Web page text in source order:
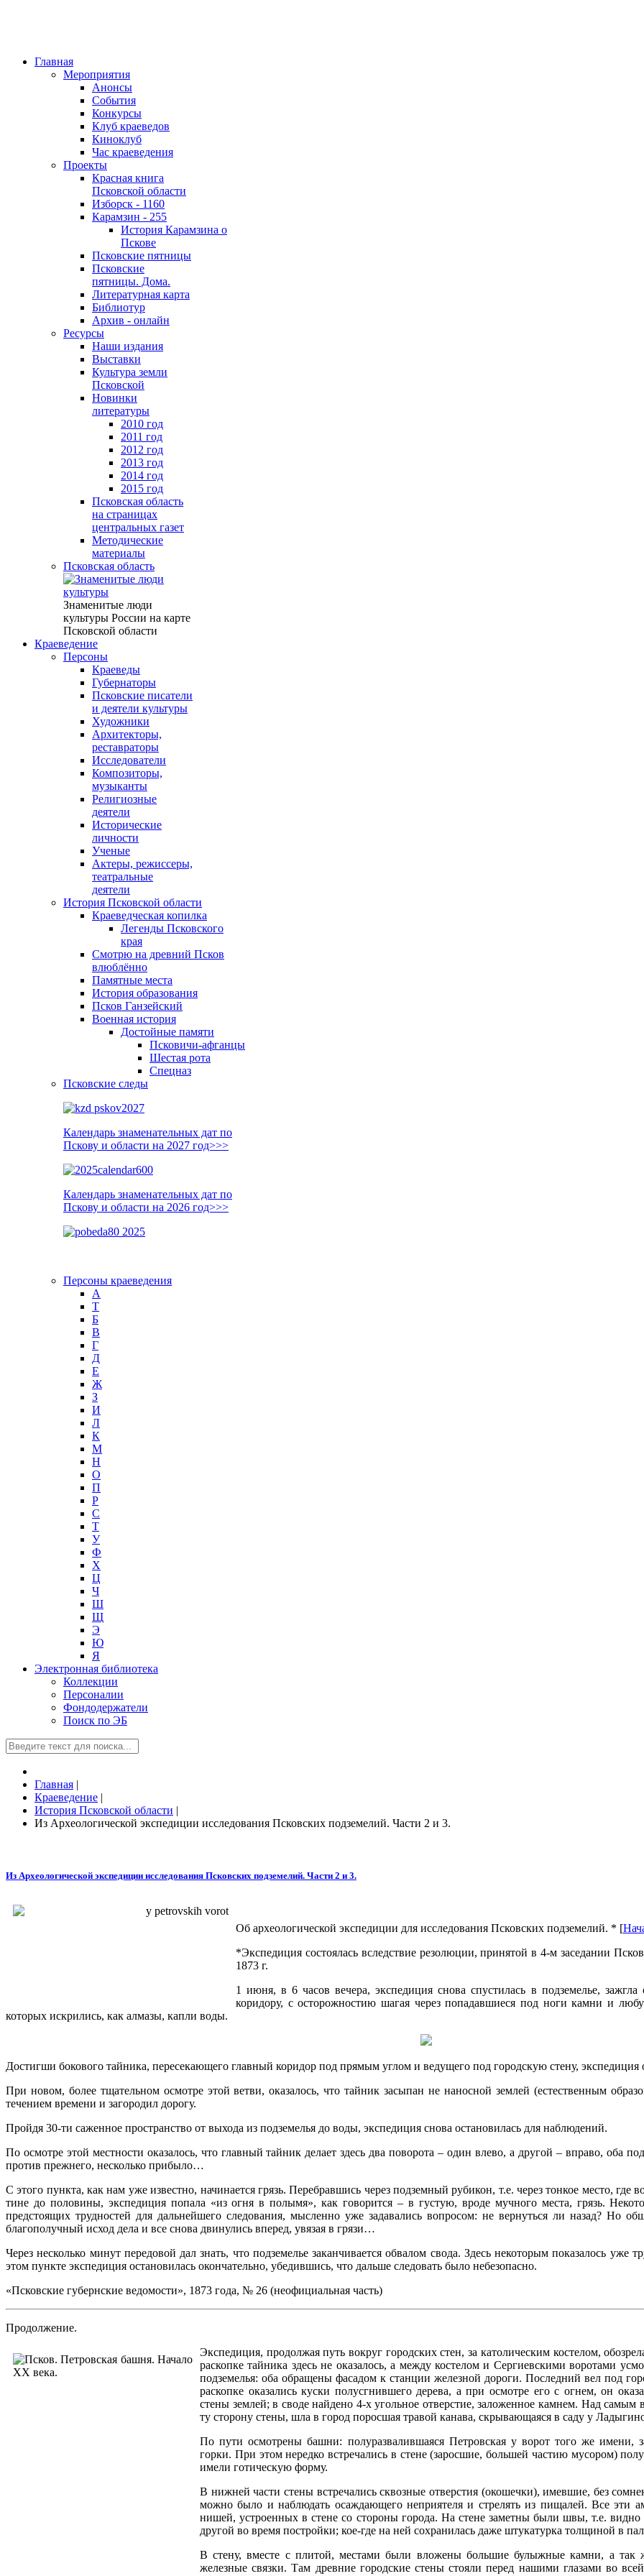
Главная
Мероприятия
Анонсы
События
Конкурсы
Клуб краеведов
Киноклуб
Час краеведения
Проекты
Красная книга
Псковской области
Изборск - 1160
Карамзин - 255
История Карамзина о
Пскове
Псковские пятницы
Псковские
пятницы. Дома.
Литературная карта
Библиотур
Архив - онлайн
Ресурсы
Наши издания
Выставки
Культура земли
Псковской
Новинки
литературы
2010 год
2011 год
2012 год
2013 год
2014 год
2015 год
Псковская область
на страницах
центральных газет
Методические
материалы
Псковская область
Знаменитые люди
культуры России на карте
Псковской области
Краеведение
Персоны
Краеведы
Губернаторы
Псковские писатели
и деятели культуры
Художники
Архитекторы,
реставраторы
Исследователи
Композиторы,
музыканты
Религиозные
деятели
Исторические
личности
Ученые
Актеры, режиссеры,
театральные
деятели
История Псковской области
Краеведческая копилка
Легенды Псковского
края
Смотрю на древний Псков
влюблённо
Памятные места
История образования
Псков Ганзейский
Военная история
Достойные памяти
Псковичи-афганцы
Шестая рота
Спецназ
Псковские следы
Календарь знаменательных дат по
Пскову и области на 2027 год>>>
Календарь знаменательных дат по
Пскову и области на 2026 год>>>
Персоны краеведения
А
T
Б
В
Г
Д
Е
Ж
З
И
Л
К
М
Н
О
П
Р
С
Т
У
Ф
Х
Ц
Ч
Ш
Щ
Э
Ю
Я
Электронная библиотека
Коллекции
Персоналии
Фондодержатели
Поиск по ЭБ
Главная |
Краеведение |
История Псковской области |
Из Археологической экспедиции исследования Псковских подземелий. Части 2 и 3.
Из Археологической экспедиции исследования Псковских подземелий. Части 2 и 3.
Об археологической экспедиции для исследования Псковских подземелий. * [
*Экспедиция состоялась вследствие резолюции, принятой в 4-м заседании
1873 г.
1 июня, в 6 часов вечера, экспедиция снова спустилась в подземелье,
коридору, с осторожностию шагая через попадавшиеся под ноги камни и
которых искрились, как алмазы, капли воды.
Достигши бокового тайника, пересекающего главный коридор под прямым углом и ведущего под городскую стену, экспедиция
При новом, более тщательном осмотре этой ветви, оказалось, что тайник засыпан не наносной землей (естественным
течением времени и загородил дорогу.
Пройдя 30-ти саженное пространство от выхода из подземелья до воды, экспедиция снова остановилась для наблюдений.
По осмотре этой местности оказалось, что главный тайник делает здесь два поворота – один влево, а другой – вправо, оба
против прежнего, несколько прибыло…
С этого пункта, как нам уже известно, начинается грязь. Перебравшись через подземный рубикон, т.е. через тонкое место, где
тине до половины, экспедиция попала «из огня в полымя», как говорится – в густую, вроде мучного места, грязь.
предстоящих трудностей для дальнейшего следования, мысленно уже задавались вопросом: не вернуться ли назад? Но
благополучный исход дела и все снова двинулись вперед, увязая в грязи…
Через несколько минут передовой дал знать, что подземелье заканчивается обвалом свода. Здесь некоторым показалось уже
этом пункте экспедиция остановилась окончательно, убедившись, что дальше следовать было небезопасно.
«Псковские губернские ведомости», 1873 года, № 26 (неофициальная часть)
Продолжение.
Экспедиция, продолжая путь вокруг городских стен, за католическим костелом,
раскопке тайника здесь не оказалось, а между костелом и Сергиевскими воротами
подземелья: оба обращены фасадом к станции железной дороги. Последний вел под
раскопке оказались куски полусгнившего дерева, а при осмотре его с огнем, он
стены землей; в своде найдено 4-х угольное отверстие, заложенное камнем. Над самым
ту сторону стены, шла в город поросшая травой канава, скрывающаяся в саду у
По пути осмотрены башни: полуразвалившаяся Петровская у ворот того же имени,
горки. При этом нередко встречались в стене (заросшие, большей частию мусором)
имели готическую форму.
В нижней части стены встречались сквозные отверстия (окошечки), имевшие, без
можно было и наблюдать осаждающего неприятеля и стрелять из пищалей. Все эти
нишей, устроенных в стене со стороны города. На стене заметны были швы, т.е. видно
другой во время постройки; кое-где на ней сохранилась даже штукатурка толщиной в
В стену, вместе с плитой, местами были вложены большие булыжные камни, а так
железные связки. Там древние городские стены стояли перед нашими глазами во